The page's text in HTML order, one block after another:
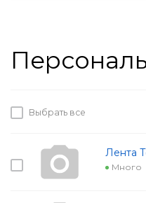
Выбрать все
Лента
Много